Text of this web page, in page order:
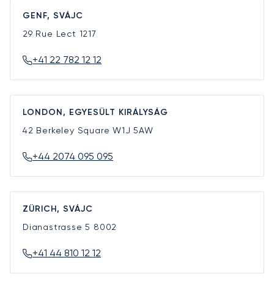
GENF, SVÁJC
29 Rue Lect 1217
+41 22 782 12 12
LONDON, EGYESÜLT KIRÁLYSÁG
42 Berkeley SquareW1J 5AW
+44 2074 095 095
ZÜRICH, SVÁJC
Dianastrasse 5 8002
+41 44 810 12 12